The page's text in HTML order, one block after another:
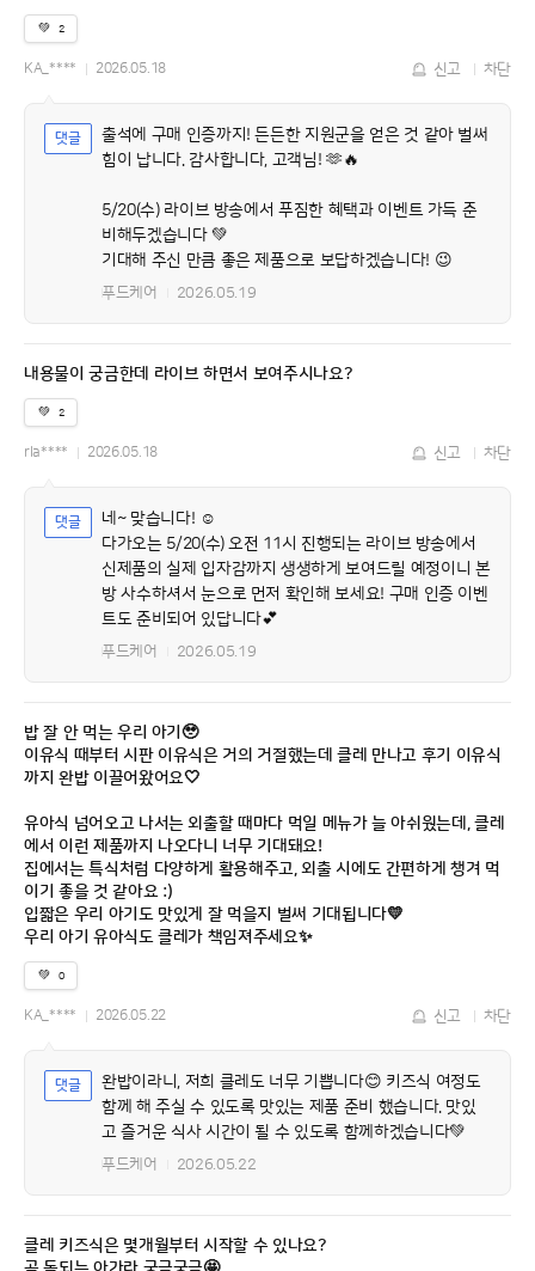
💚 2
KA_**** 2026.05.18 신고 차단
출석에 구매 인증까지! 든든한 지원군을 얻은 것 같아 벌써
힘이 납니다. 감사합니다, 고객님! 🫶🔥
5/20(수) 라이브 방송에서 푸짐한 혜택과 이벤트 가득 준
비해두겠습니다 💚
기대해 주신 만큼 좋은 제품으로 보답하겠습니다! 😉
푸드케어 2026.05.19
내용물이 궁금한데 라이브 하면서 보여주시나요?
💚 2
rla**** 2026.05.18 신고 차단
네~ 맞습니다! ☺️
다가오는 5/20(수) 오전 11시 진행되는 라이브 방송에서
신제품의 실제 입자감까지 생생하게 보여드릴 예정이니 본
방 사수하셔서 눈으로 먼저 확인해 보세요! 구매 인증 이벤
트도 준비되어 있답니다💕
푸드케어 2026.05.19
밥 잘 안 먹는 우리 아기🥹
이유식 때부터 시판 이유식은 거의 거절했는데 클레 만나고 후기 이유식
까지 완밥 이끌어왔어요🤍
유아식 넘어오고 나서는 외출할 때마다 먹일 메뉴가 늘 아쉬웠는데, 클레
에서 이런 제품까지 나오다니 너무 기대돼요!
집에서는 특식처럼 다양하게 활용해주고, 외출 시에도 간편하게 챙겨 먹
이기 좋을 것 같아요 :)
입짧은 우리 아기도 맛있게 잘 먹을지 벌써 기대됩니다💛
우리 아기 유아식도 클레가 책임져주세요✨
💚 0
KA_**** 2026.05.22 신고 차단
완밥이라니, 저희 클레도 너무 기쁩니다😊 키즈식 여정도
함께 해 주실 수 있도록 맛있는 제품 준비 했습니다. 맛있
고 즐거운 식사 시간이 될 수 있도록 함께하겠습니다💚
푸드케어 2026.05.22
클레 키즈식은 몇개월부터 시작할 수 있나요?